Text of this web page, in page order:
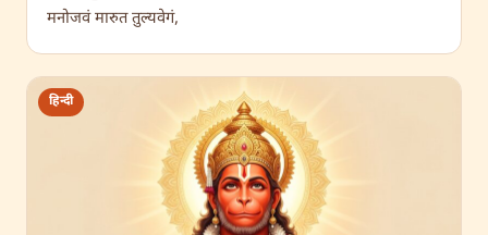
मनोजवं मारुत तुल्यवेगं,
हिन्दी